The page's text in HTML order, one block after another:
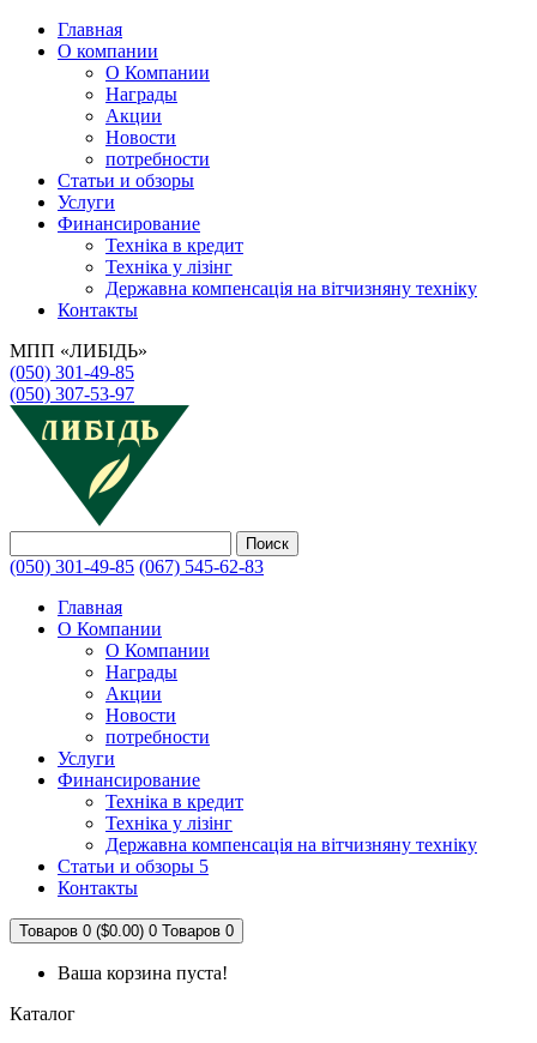
Главная
О компании
О Компании
Награды
Акции
Новости
потребности
Статьи и обзоры
Услуги
Финансирование
Техніка в кредит
Техніка у лізінг
Державна компенсація на вітчизняну техніку
Контакты
МПП «ЛИБІДЬ»
(050) 301-49-85
(050) 307-53-97
Поиск
(050) 301-49-85 (067) 545-62-83
Главная
О Компании
О Компании
Награды
Акции
Новости
потребности
Услуги
Финансирование
Техніка в кредит
Техніка у лізінг
Державна компенсація на вітчизняну техніку
Статьи и обзоры 5
Контакты
Товаров 0 ($0.00) 0 Товаров 0
Ваша корзина пуста!
Каталог